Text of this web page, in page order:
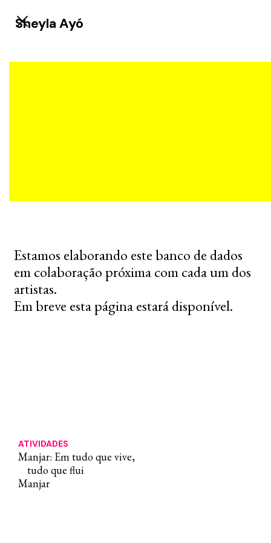
Sheyla Ayó
ATIVIDADES
Manjar: Em tudo que vive,
tudo que flui
Manjar
Estamos elaborando este banco de dados
em colaboração próxima com cada um dos
artistas.
Em breve esta página estará disponível.